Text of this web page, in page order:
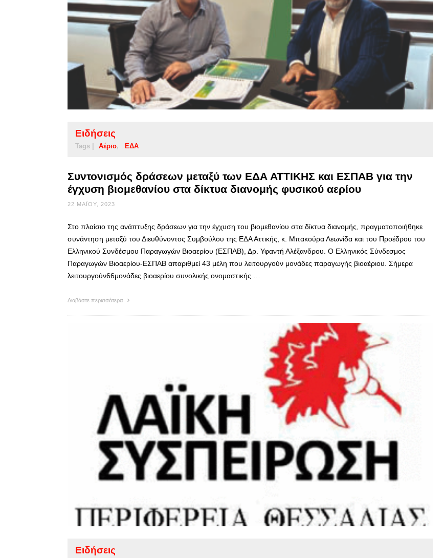
Ειδήσεις
Tags | Αέριο ΕΔΑ
Συντονισμός δράσεων μεταξύ των ΕΔΑ ΑΤΤΙΚΗΣ και ΕΣΠΑΒ για την
έγχυση βιομεθανίου στα δίκτυα διανομής φυσικού αερίου
22 ΜΑΪ́ΟΥ, 2023
Στο πλαίσιο της ανάπτυξης δράσεων για την έγχυση του βιομεθανίου στα δίκτυα διανομής, πραγματοποιήθηκε
συνάντηση μεταξύ του Διευθύνοντος Συμβούλου της ΕΔΑ Αττικής, κ. Μπακούρα Λεωνίδα και του Προέδρου του
Ελληνικού Συνδέσμου Παραγωγών Βιοαερίου (ΕΣΠΑΒ), Δρ. Υφαντή Αλέξανδρου. Ο Ελληνικός Σύνδεσμος
Παραγωγών Βιοαερίου-ΕΣΠΑΒ απαριθμεί 43 μέλη που λειτουργούν μονάδες παραγωγής βιοαέριου. Σήμερα
λειτουργούν66μονάδες βιοαερίου συνολικής ονομαστικής …
Διαβάστε περισσότερα
Ειδήσεις